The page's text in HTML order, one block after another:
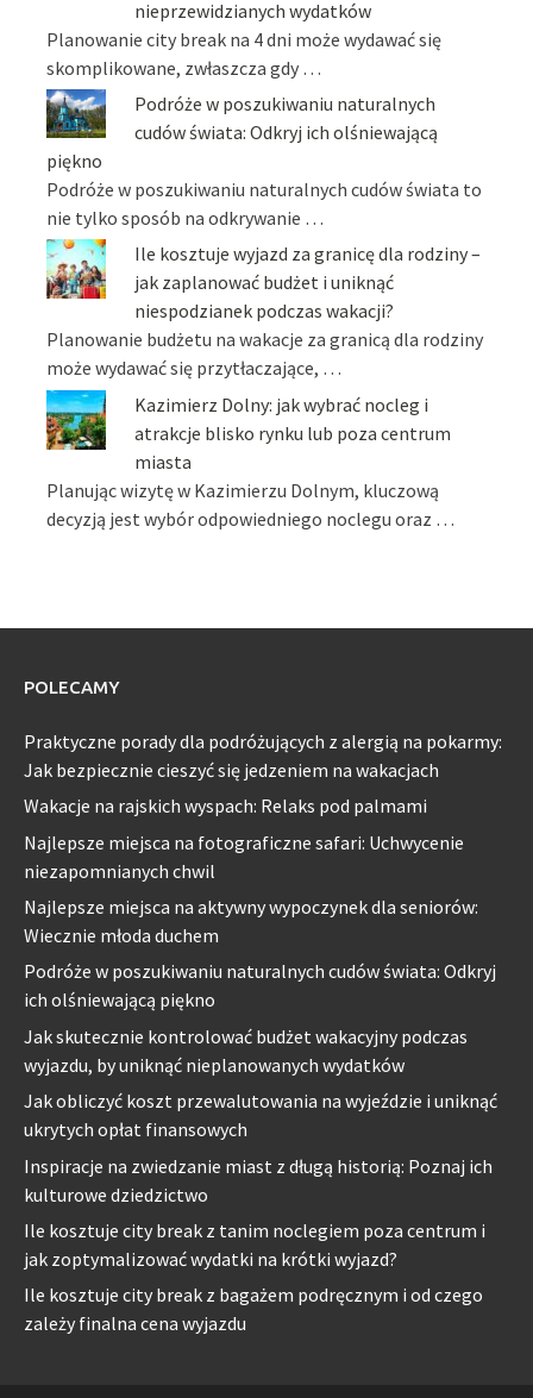
nieprzewidzianych wydatków
Planowanie city break na 4 dni może wydawać się
skomplikowane, zwłaszcza gdy …
Podróże w poszukiwaniu naturalnych
cudów świata: Odkryj ich olśniewającą
piękno
Podróże w poszukiwaniu naturalnych cudów świata to
nie tylko sposób na odkrywanie …
Ile kosztuje wyjazd za granicę dla rodziny –
jak zaplanować budżet i uniknąć
niespodzianek podczas wakacji?
Planowanie budżetu na wakacje za granicą dla rodziny
może wydawać się przytłaczające, …
Kazimierz Dolny: jak wybrać nocleg i
atrakcje blisko rynku lub poza centrum
miasta
Planując wizytę w Kazimierzu Dolnym, kluczową
decyzją jest wybór odpowiedniego noclegu oraz …
POLECAMY
Praktyczne porady dla podróżujących z alergią na pokarmy:
Jak bezpiecznie cieszyć się jedzeniem na wakacjach
Wakacje na rajskich wyspach: Relaks pod palmami
Najlepsze miejsca na fotograficzne safari: Uchwycenie
niezapomnianych chwil
Najlepsze miejsca na aktywny wypoczynek dla seniorów:
Wiecznie młoda duchem
Podróże w poszukiwaniu naturalnych cudów świata: Odkryj
ich olśniewającą piękno
Jak skutecznie kontrolować budżet wakacyjny podczas
wyjazdu, by uniknąć nieplanowanych wydatków
Jak obliczyć koszt przewalutowania na wyjeździe i uniknąć
ukrytych opłat finansowych
Inspiracje na zwiedzanie miast z długą historią: Poznaj ich
kulturowe dziedzictwo
Ile kosztuje city break z tanim noclegiem poza centrum i
jak zoptymalizować wydatki na krótki wyjazd?
Ile kosztuje city break z bagażem podręcznym i od czego
zależy finalna cena wyjazdu